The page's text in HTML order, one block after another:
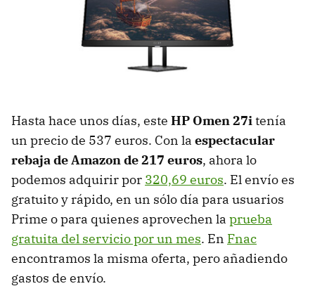
Hasta hace unos días, este HP Omen 27itenía
un precio de 537 euros. Con la espectacular
rebaja de Amazon de 217 euros, ahora lo
podemos adquirir por 320,69 euros. El envío es
gratuito y rápido, en un sólo día para usuarios
Prime o para quienes aprovechen la prueba
gratuita del servicio por un mes. En Fnac
encontramos la misma oferta, pero añadiendo
gastos de envío.